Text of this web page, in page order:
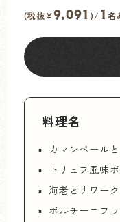
(税抜¥9,091 )/ 1 名
料理名
カマンベール
トリュフ風味
海老とサワー
ポルチーニフ